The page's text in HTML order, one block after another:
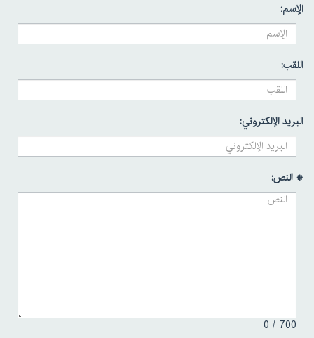
الإسم:
اللقب:
البريد الإلكتروني:
* النص:
700 /
0